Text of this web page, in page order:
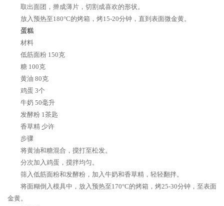
取出面团，擀成薄片，切割成喜欢的形状。
放入预热至180°C的烤箱，烤15-20分钟，直到表面微金黄。
蛋糕
材料
低筋面粉 150克
糖 100克
黄油 80克
鸡蛋 3个
牛奶 50毫升
发酵粉 1茶匙
香草精 少许
步骤
将黄油和糖混合，搅打至松发。
分次加入鸡蛋，搅拌均匀。
筛入低筋面粉和发酵粉，加入牛奶和香草精，轻轻翻拌。
将面糊倒入模具中，放入预热至170°C的烤箱，烤25-30分钟，至表面
金黄。